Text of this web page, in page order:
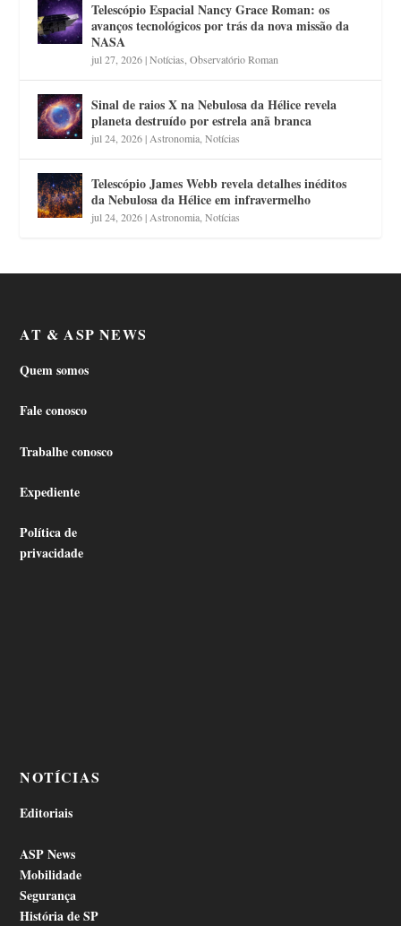
Telescópio Espacial Nancy Grace Roman: os
avanços tecnológicos por trás da nova missão da
NASA
jul 27, 2026|Notícias ,Observatório Roman
Sinal de raios X na Nebulosa da Hélice revela
planeta destruído por estrela anã branca
jul 24, 2026| Astronomia ,Notícias
Telescópio James Webb revela detalhes inéditos
da Nebulosa da Hélice em infravermelho
jul 24, 2026| Astronomia ,Notícias
AT & ASP NEWS
Quem somos
Fale conosco
Trabalhe conosco
Expediente
Política de
privacidade
NOTÍCIAS
Editoriais
ASP News
Mobilidade
Segurança
História de SP